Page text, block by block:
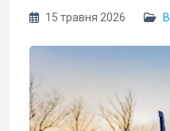
15 травня 2026